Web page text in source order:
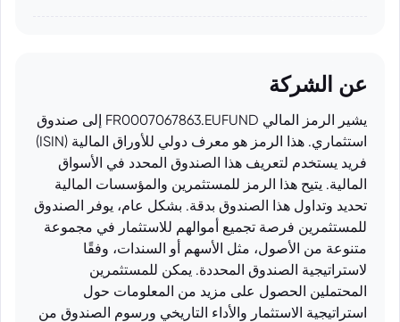
عن الشركة
يشير الرمز المالي FR0007067863.EUFUND إلى صندوق
استثماري. هذا الرمز هو معرف دولي للأوراق المالية (ISIN)
فريد يستخدم لتعريف هذا الصندوق المحدد في الأسواق
المالية. يتيح هذا الرمز للمستثمرين والمؤسسات المالية
تحديد وتداول هذا الصندوق بدقة. بشكل عام، يوفر الصندوق
للمستثمرين فرصة تجميع أموالهم للاستثمار في مجموعة
متنوعة من الأصول، مثل الأسهم أو السندات، وفقًا
لاستراتيجية الصندوق المحددة. يمكن للمستثمرين
المحتملين الحصول على مزيد من المعلومات حول
استراتيجية الاستثمار والأداء التاريخي ورسوم الصندوق من